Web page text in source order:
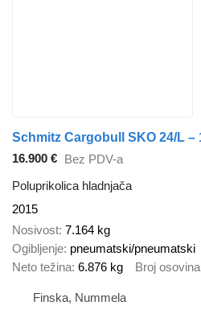
16.900 € Bez PDV-a
Poluprikolica hladnjača
2015
Nosivost 7.164 kg
Ogibljenje pneumatski/pneumatski
Neto težina 6.876 kg Broj osovina
Finska, Nummela